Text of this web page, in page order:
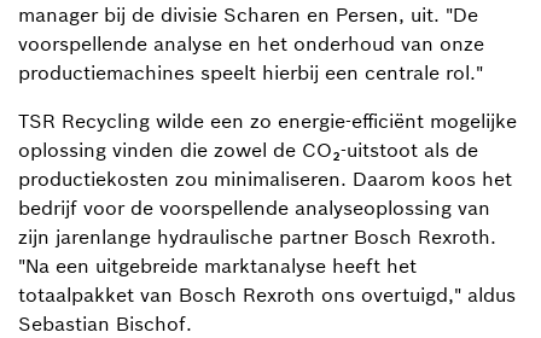
manager bij de divisie Scharen en Persen, uit. "De
voorspellende analyse en het onderhoud van onze
productiemachines speelt hierbij een centrale rol."
TSR Recycling wilde een zo energie-efficiënt mogelijke
oplossing vinden die zowel de CO₂-uitstoot als de
productiekosten zou minimaliseren. Daarom koos het
bedrijf voor de voorspellende analyseoplossing van
zijn jarenlange hydraulische partner Bosch Rexroth.
"Na een uitgebreide marktanalyse heeft het
totaalpakket van Bosch Rexroth ons overtuigd," aldus
Sebastian Bischof.